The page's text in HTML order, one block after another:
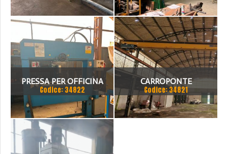
PRESSA PER OFFICINA
SICMI 100 TON
Codice: 34822
CARROPONTE
MONOTRAVE DEMAG 5
TON SCARTAMENTO 16190
Codice: 34821